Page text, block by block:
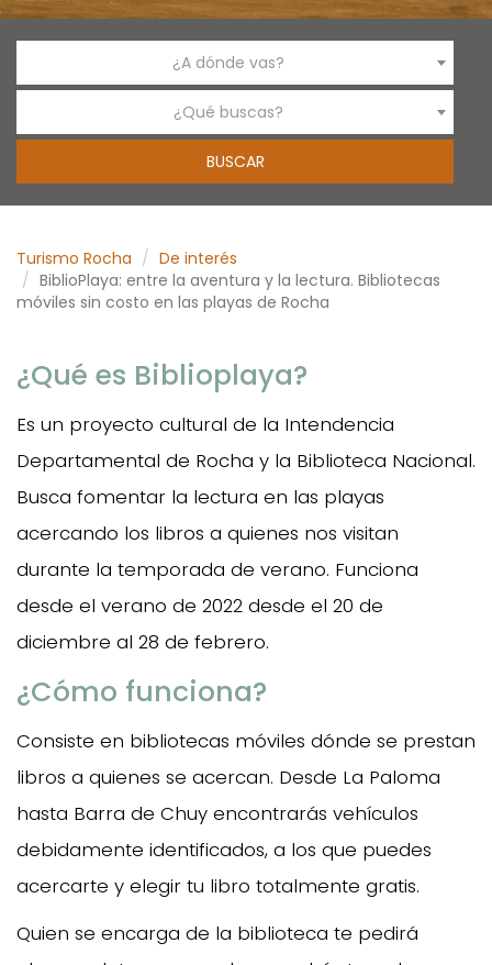
¿A dónde vas?
¿Qué buscas?
Turismo Rocha
De interés
BiblioPlaya: entre la aventura y la lectura. Bibliotecas
móviles sin costo en las playas de Rocha
¿Qué es Biblioplaya?
Es un proyecto cultural de la Intendencia
Departamental de Rocha y la Biblioteca Nacional.
Busca fomentar la lectura en las playas
acercando los libros a quienes nos visitan
durante la temporada de verano. Funciona
desde el verano de 2022 desde el 20 de
diciembre al 28 de febrero.
¿Cómo funciona?
Consiste en bibliotecas móviles dónde se prestan
libros a quienes se acercan. Desde La Paloma
hasta Barra de Chuy encontrarás vehículos
debidamente identificados, a los que puedes
acercarte y elegir tu libro totalmente gratis.
Quien se encarga de la biblioteca te pedirá